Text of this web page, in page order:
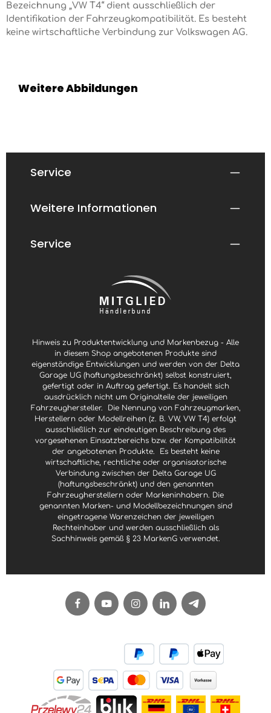
Bezeichnung „VW T4“ dient ausschließlich der
Identifikation der Fahrzeugkompatibilität. Es besteht
keine wirtschaftliche Verbindung zur Volkswagen AG.
Weitere Abbildungen
Service
Weitere Informationen
Service
Hinweis zu Produktentwicklung und Markenbezug - Alle
in diesem Shop angebotenen Produkte sind
eigenständige Entwicklungen und werden von der Delta
Garage UG (haftungsbeschränkt) selbst konstruiert,
gefertigt oder in Auftrag gefertigt. Es handelt sich
ausdrücklich nicht um Originalteile der jeweiligen
Fahrzeughersteller.
Die Nennung von Fahrzeugmarken,
Herstellern oder Modellreihen (z. B. VW, VW T4) erfolgt
ausschließlich zur eindeutigen Beschreibung des
vorgesehenen Einsatzbereichs bzw. der Kompatibilität
der angebotenen Produkte.
Es besteht keine
wirtschaftliche, rechtliche oder organisatorische
Verbindung zwischen der Delta Garage UG
(haftungsbeschränkt) und den genannten
Fahrzeugherstellern oder Markeninhabern. Die
genannten Marken- und Modellbezeichnungen sind
eingetragene Warenzeichen der jeweiligen
Rechteinhaber und werden ausschließlich als
Sachhinweis gemäß § 23 MarkenG verwendet.